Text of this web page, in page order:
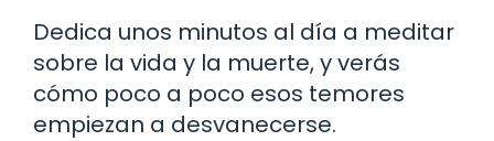
Dedica unos minutos al día a meditar
sobre la vida y la muerte, y verás
cómo poco a poco esos temores
empiezan a desvanecerse.